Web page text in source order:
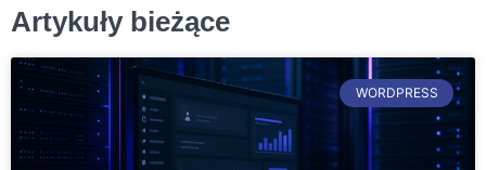
Artykuły bieżące
WORDPRESS